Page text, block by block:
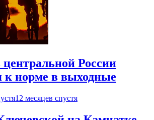
центральной России
к норме в выходные
12 месяцев спустя